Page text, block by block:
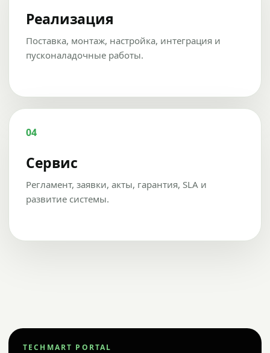
Реализация
Поставка, монтаж, настройка, интеграция и
пусконаладочные работы.
04
Сервис
Регламент, заявки, акты, гарантия, SLA и
развитие системы.
TECHMART PORTAL